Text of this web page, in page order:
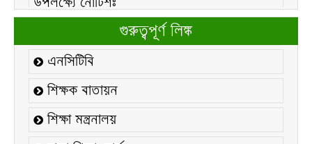
এইচ.এস.সি নির্বাচনী ব্যবহারিক পরীক্ষা/২০২৬ এর
২০২১-২২ শিক্ষাবর্ষের ডিগ্রি (পাস) ৩য় বর্ষের ২য়
ইনকোর্স পরীক্ষার সময়সূচীঃ
২০২৫-২৬ শিক্ষাবর্ষের এইচ.এস.সি একাদশ শ্রেণির
শিক্ষার্থীদের উপবৃত্তি সংক্রান্ত বিজ্ঞপ্তিঃ
গুরুত্বপূর্ণ লিঙ্ক
এনসিটিবি
শিক্ষক বাতায়ন
শিক্ষা মন্ত্রনালয়